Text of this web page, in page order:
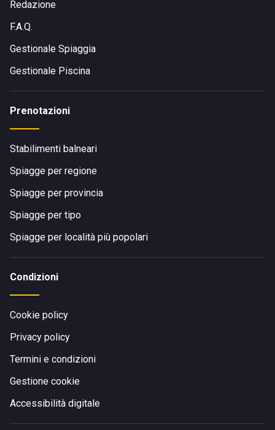
Redazione
F.A.Q.
Gestionale Spiaggia
Gestionale Piscina
Prenotazioni
Stabilimenti balneari
Spiagge per regione
Spiagge per provincia
Spiagge per tipo
Spiagge per località più popolari
Condizioni
Cookie policy
Privacy policy
Termini e condizioni
Gestione cookie
Accessibilità digitale